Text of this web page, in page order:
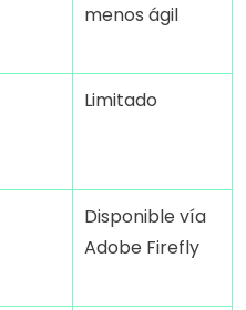
menos ágil
Limitado
Disponible vía
Adobe Firefly